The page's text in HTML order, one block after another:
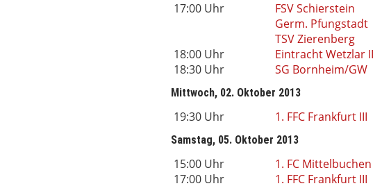
17:00 Uhr FSV Schierstein
Germ. Pfungstadt
TSV Zierenberg
18:00 Uhr
Eintracht Wetzlar II
18:30 Uhr
SG Bornheim/GW
Mittwoch, 02. Oktober 2013
19:30 Uhr 1. FFC Frankfurt III
Samstag, 05. Oktober 2013
15:00 Uhr 1. FC Mittelbuchen
17:00 Uhr
1. FFC Frankfurt III